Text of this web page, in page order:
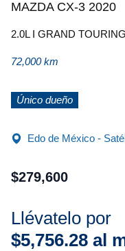
MAZDA CX-3 2020
2.0L I GRAND
72,000 km
Único dueño
Edo de México -
$279,600
Llévatelo por
$5,756.28 al